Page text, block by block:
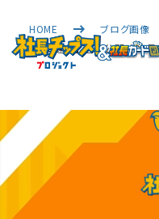
HOME
ブログ画像
【静岡遠征】 近日公開！“社